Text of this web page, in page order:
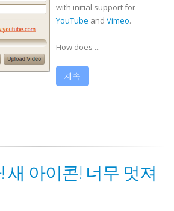
with initial support for
YouTube and Vimeo.
How does ...
계속
새 아이콘! 너무 멋져